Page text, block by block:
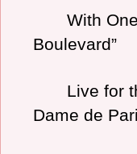
With One
Boulevard”
Live for
Dame de